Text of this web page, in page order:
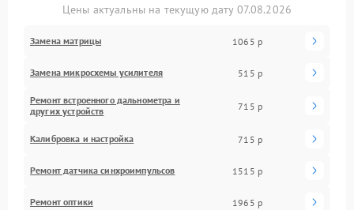
Цены актуальны на текущую дату 07.08.2026
Замена матрицы 1065 р
Замена микросхемы усилителя 515 р
Ремонт встроенного дальнометра и
других устройств
715 р
Калибровка и настройка 715 р
Ремонт датчика синхроимпульсов 1515 р
Ремонт оптики 1965 р